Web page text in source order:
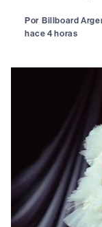
Por Billboard
hace 4 horas